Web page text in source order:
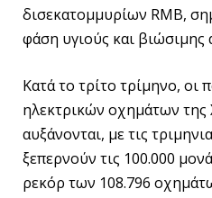
δισεκατομμυρίων RMB,
φάση υγιούς και βιώσιμης
Κατά το τρίτο τρίμηνο, οι
ηλεκτρικών οχημάτων της
αυξάνονται, με τις
ξεπερνούν τις 100.000
ρεκόρ των 108.796